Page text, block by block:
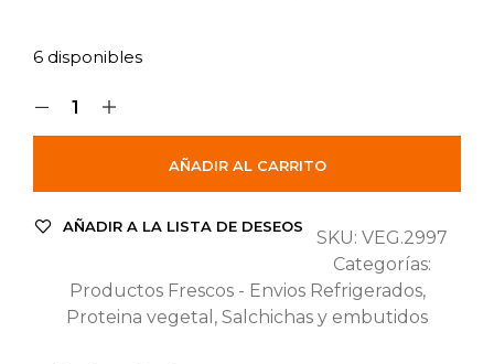
6 disponibles
AÑADIR AL CARRITO
AÑADIR A LA LISTA DE DESEOS
SKU: VEG.2997
Categorías:
Productos Frescos - Envios Refrigerados,
Proteina vegetal , Salchichas y embutidos